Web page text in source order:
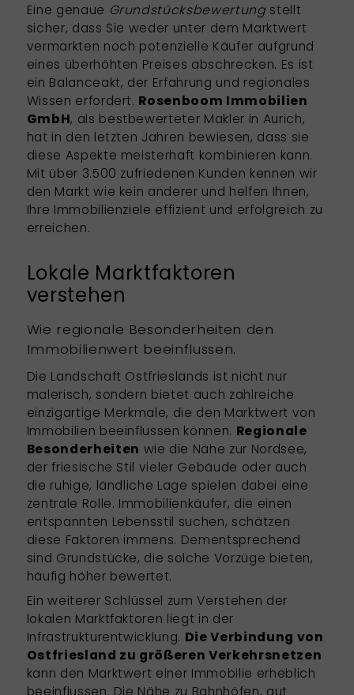
Eine genaue Grundstücksbewertung stellt
sicher, dass Sie weder unter dem Marktwert
vermarkten noch potenzielle Käufer aufgrund
eines überhöhten Preises abschrecken. Es ist
ein Balanceakt, der Erfahrung und regionales
Wissen erfordert. Rosenboom Immobilien
GmbH, als bestbewerteter Makler in Aurich,
hat in den letzten Jahren bewiesen, dass sie
diese Aspekte meisterhaft kombinieren kann.
Mit über 3.500 zufriedenen Kunden kennen wir
den Markt wie kein anderer und helfen Ihnen,
Ihre Immobilienziele effizient und erfolgreich zu
erreichen.
Lokale Marktfaktoren
verstehen
Wie regionale Besonderheiten den
Immobilienwert beeinflussen.
Die Landschaft Ostfrieslands ist nicht nur
malerisch, sondern bietet auch zahlreiche
einzigartige Merkmale, die den Marktwert von
Immobilien beeinflussen können. Regionale
Besonderheiten wie die Nähe zur Nordsee,
der friesische Stil vieler Gebäude oder auch
die ruhige, ländliche Lage spielen dabei eine
zentrale Rolle. Immobilienkäufer, die einen
entspannten Lebensstil suchen, schätzen
diese Faktoren immens. Dementsprechend
sind Grundstücke, die solche Vorzüge bieten,
häufig höher bewertet.
Ein weiterer Schlüssel zum Verstehen der
lokalen Marktfaktoren liegt in der
Infrastrukturentwicklung. Die Verbindung von
Ostfriesland zu größeren Verkehrsnetzen
kann den Marktwert einer Immobilie erheblich
beeinflussen. Die Nähe zu Bahnhöfen, gut